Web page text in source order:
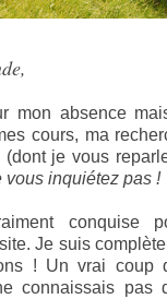
mon absence
cours, ma
je vous
vous inquiétez pas !
conquise
Je suis
! Un vrai coup
connaissais pas